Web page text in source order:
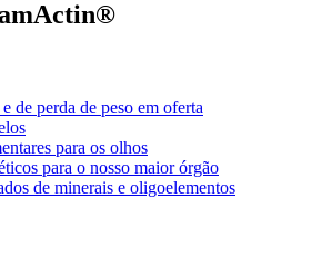
de perda de peso em oferta
para os olhos
para o nosso maior órgão
de minerais e oligoelementos